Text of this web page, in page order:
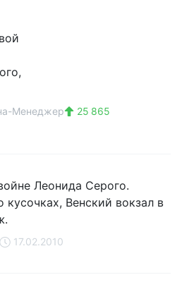
Менеджер
25 865
Леонида Серого.
кусочках, Венский вокзал в
17.02.2010